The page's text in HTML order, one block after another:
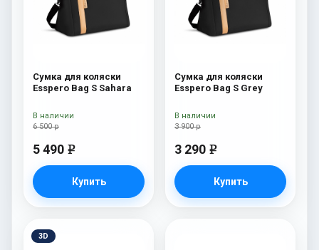
Сумка для коляски
Esspero Bag S Sahara
6 500 р
5 490 e
Купить
В наличии
Сумка для коляски
Esspero Bag S Grey
3 900 р
3 290 e
Купить
В наличии
3D